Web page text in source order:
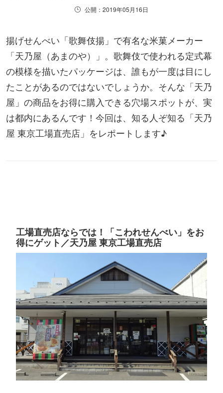
公開：2019年05月16日
揚げせんべい「歌舞伎揚」で有名な米菓メーカー
「天乃屋（あまのや）」。歌舞伎で使われる定式幕
の模様を描いたパッケージは、誰もが一度は目にし
たことがあるのではないでしょうか。そんな「天乃
屋」の商品をお得に購入できる穴場スポットが、実
は都内にあるんです！今回は、知る人ぞ知る「天乃
屋 東京工場直売店」をレポートします♪
工場直売店ならでは！「こわれせんべい」をお
得にゲット／天乃屋 東京工場直売店